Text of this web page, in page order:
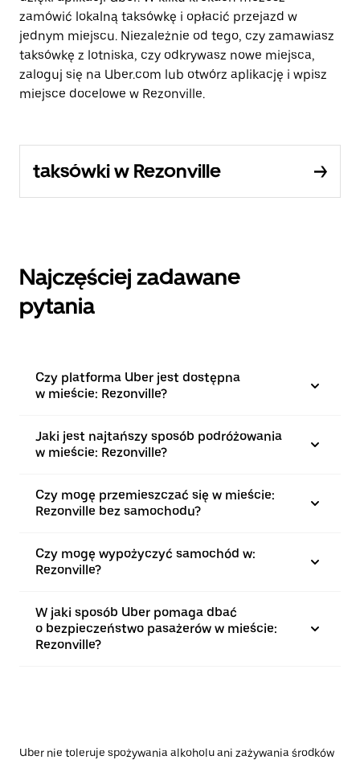
zamówić lokalną taksówkę i opłacić przejazd w
jednym miejscu. Niezależnie od tego, czy zamawiasz
taksówkę z lotniska, czy odkrywasz nowe miejsca,
zaloguj się na Uber.com lub otwórz aplikację i wpisz
miejsce docelowe w Rezonville.
taksówki w Rezonville
Najczęściej zadawane
pytania
Czy platforma Uber jest dostępna
w mieście: Rezonville?
Jaki jest najtańszy sposób podróżowania
w mieście: Rezonville?
Czy mogę przemieszczać się w mieście:
Rezonville bez samochodu?
Czy mogę wypożyczyć samochód w:
Rezonville?
W jaki sposób Uber pomaga dbać
o bezpieczeństwo pasażerów w mieście:
Rezonville?
Uber nie toleruje spożywania alkoholu ani zażywania środków